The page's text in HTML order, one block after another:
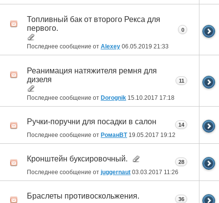
Топливный бак от второго Рекса для
первого.
Последнее сообщение от Alexey 06.05.2019 21:33
0
Реанимация натяжителя ремня для
дизеля
Последнее сообщение от Dorognik 15.10.2017 17:18
11
Ручки-поручни для посадки в салон
Последнее сообщение от РоманВТ19.05.2017 19:12
14
Кронштейн буксировочный.
Последнее сообщение от juggernaut 03.03.2017 11:26
28
Браслеты противоскольжения. 36